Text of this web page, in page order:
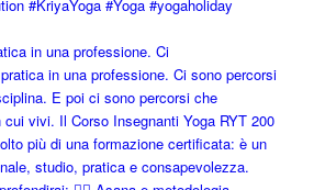
in una professione. Ci